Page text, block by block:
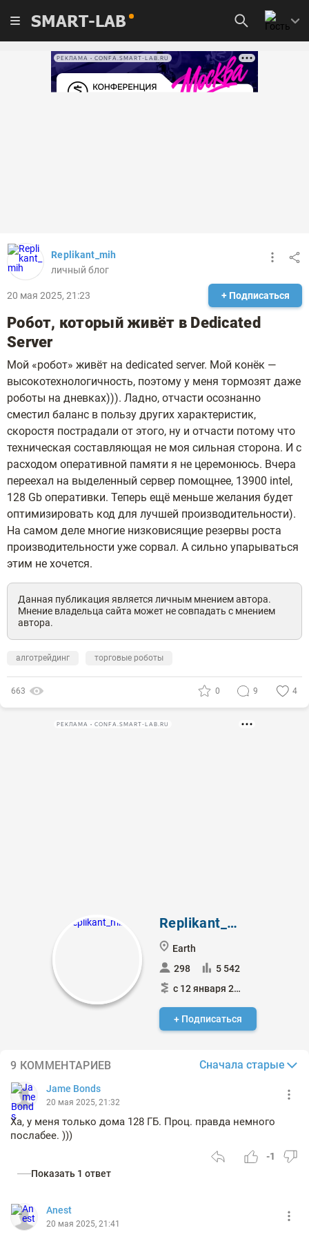
SMART-LAB
РЕКЛАМА • CONFA.SMART-LAB.RU
Replikant_mih
личный блог
20 мая 2025, 21:23 + Подписаться
Робот, который живёт в Dedicated
Server
Мой «робот» живёт на dedicated server. Мой конёк —
высокотехнологичность, поэтому у меня тормозят даже
роботы на дневках))). Ладно, отчасти осознанно
сместил баланс в пользу других характеристик,
скоростя пострадали от этого, ну и отчасти потому что
техническая составляющая не моя сильная сторона. И с
расходом оперативной памяти я не церемонюсь. Вчера
переехал на выделенный сервер помощнее, 13900 intel,
128 Gb оперативки. Теперь ещё меньше желания будет
оптимизировать код для лучшей производительности).
На самом деле многие низковисящие резервы роста
производительности уже сорвал. А сильно упарываться
этим не хочется.
Данная публикация является личным мнением автора.
Мнение владельца сайта может не совпадать с мнением
автора.
алготрейдинг торговые роботы
663 0 9 4
РЕКЛАМА • CONFA.SMART-LAB.RU
Replikant_mih
Earth
298
5 542
с 12 января 2017
+ Подписаться
9 КОММЕНТАРИЕВ Сначала старые
Jame Bonds
20 мая 2025, 21:32
Ха, у меня только дома 128 ГБ. Проц. правда немного
послабее. )))
-1
Показать 1 ответ
Anest
20 мая 2025, 21:41